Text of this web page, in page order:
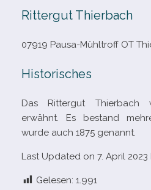
Rittergut Thierbach
07919 Pausa-​Mühltroff OT
Historisches
Das Rittergut Thierbach
erwähnt. Es bestand
wurde auch 1875 genannt.
Last Updated on 7. April 2023
Gelesen: 1.991